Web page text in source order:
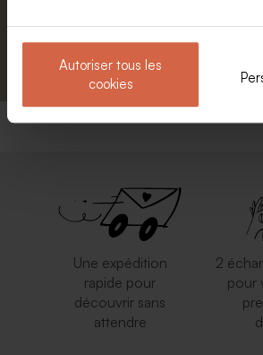
Autoriser tous les
cookies
S'abonner
Une expédition
rapide pour
découvrir sans
attendre
2
pour